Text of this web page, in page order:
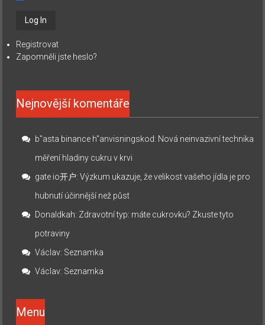
Registrovat
Zapomněli jste heslo?
Nejnovější komentáře
b"asta binance h"anvisningskod: Nová neinvazivní technika
měření hladiny cukru v krvi
gate io开户:Výzkum ukazuje, že velikost vašeho jídla je pro
hubnutí účinnější než půst
Donaldkah: Zdravotní typ: máte cukrovku? Zkuste tyto
potraviny
Václav: Seznamka
Václav: Seznamka
Menu